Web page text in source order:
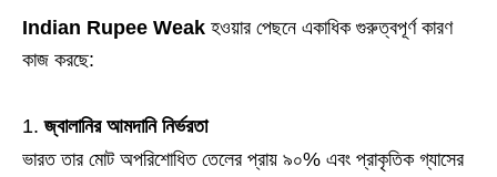
Indian Rupee Weak হওয়ার পেছনে একাধিক গুরুত্বপূর্ণ কারণ
কাজ করছে:
জ্বালানির আমদানি নির্ভরতা
ভারত তার মোট অপরিশোধিত তেলের প্রায় ৯০% এবং প্রাকৃতিক গ্যাসের